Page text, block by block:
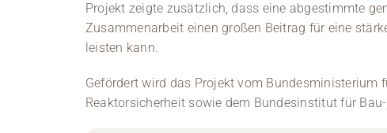
Projekt zeigte zusätzlich, dass eine abgestimmte
Zusammenarbeit einen großen Beitrag für eine
leisten kann.
Gefördert wird das Projekt vom Bundesministerium
Reaktorsicherheit sowie dem Bundesinstitut für